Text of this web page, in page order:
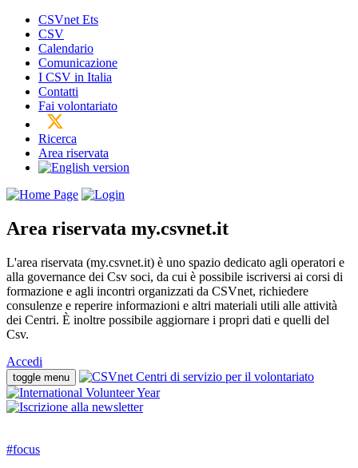
CSVnet Ets
CSV
Calendario
Comunicazione
I CSV in Italia
Contatti
Fai volontariato
Ricerca
Area riservata
Area riservata my.csvnet.it
L'area riservata (my.csvnet.it) è uno spazio dedicato agli operatori e
alla governance dei Csv soci, da cui è possibile iscriversi ai corsi di
formazione e agli incontri organizzati da CSVnet, richiedere
consulenze e reperire informazioni e altri materiali utili alle attività
dei Centri. È inoltre possibile aggiornare i propri dati e quelli del
Csv.
Accedi
toggle menu
#focus